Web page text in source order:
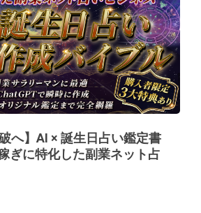
へ】AI × 誕生日占い鑑定書
ぎに特化した副業ネット占